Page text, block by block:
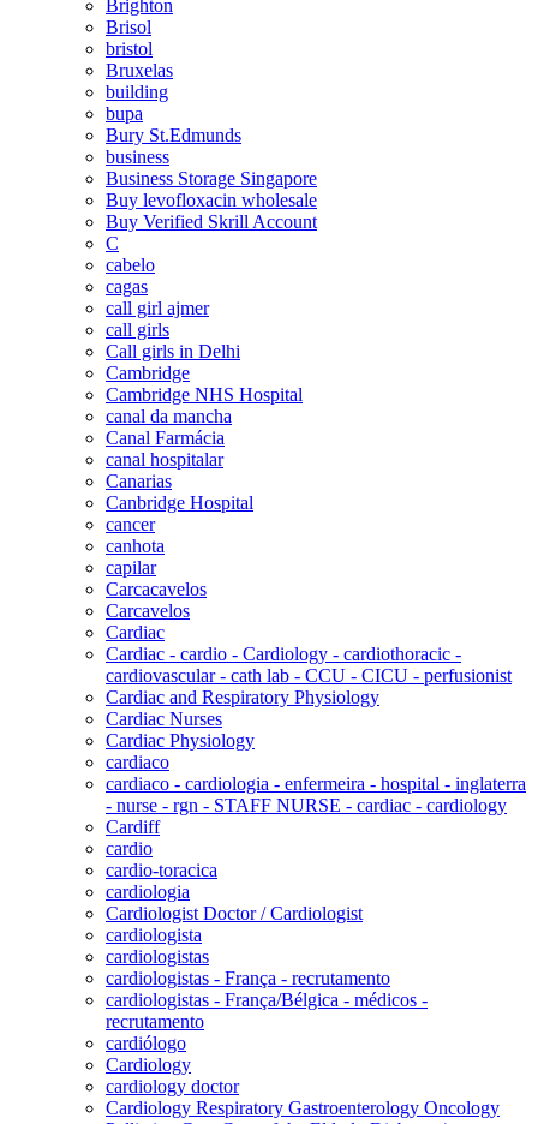
Brighton
Brisol
bristol
Bruxelas
building
bupa
Bury St.Edmunds
business
Business Storage Singapore
Buy levofloxacin wholesale
Buy Verified Skrill Account
C
cabelo
cagas
call girl ajmer
call girls
Call girls in Delhi
Cambridge
Cambridge NHS Hospital
canal da mancha
Canal Farmácia
canal hospitalar
Canarias
Canbridge Hospital
cancer
canhota
capilar
Carcacavelos
Carcavelos
Cardiac
Cardiac - cardio - Cardiology - cardiothoracic -
cardiovascular - cath lab - CCU - CICU - perfusionist
Cardiac and Respiratory Physiology
Cardiac Nurses
Cardiac Physiology
cardiaco
cardiaco - cardiologia - enfermeira - hospital - inglaterra
- nurse - rgn - STAFF NURSE - cardiac - cardiology
Cardiff
cardio
cardio-toracica
cardiologia
Cardiologist Doctor / Cardiologist
cardiologista
cardiologistas
cardiologistas - França - recrutamento
cardiologistas - França/Bélgica - médicos -
recrutamento
cardiólogo
Cardiology
cardiology doctor
Cardiology Respiratory Gastroenterology Oncology